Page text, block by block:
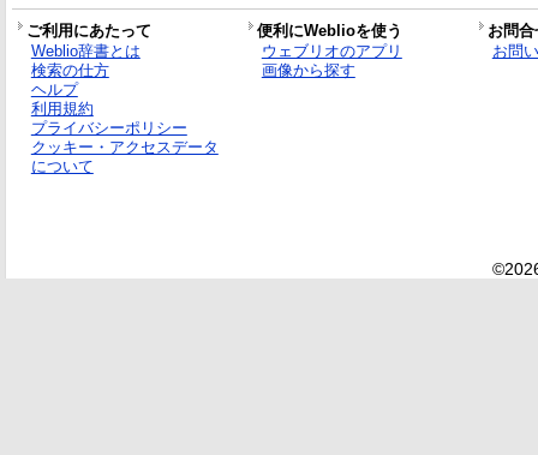
ご利用にあたって 便利にWeblioを使う
お問
Weblio辞書とは
検索の仕方
ヘルプ
利用規約
プライバシーポリシー
クッキー・アクセスデータ
について
ウェブリオのアプリ
画像から探す
お問